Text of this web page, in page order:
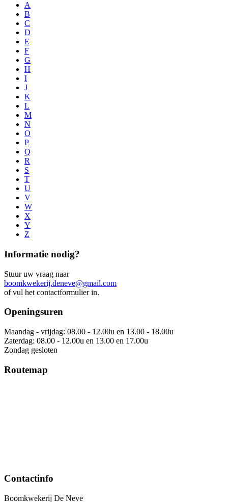
A
B
C
D
E
F
G
H
I
J
K
L
M
N
O
P
Q
R
S
T
U
V
W
X
Y
Z
Informatie nodig?
Stuur uw vraag naar
boomkwekerij.deneve@gmail.com
of vul het contactformulier in.
Openingsuren
Maandag - vrijdag: 08.00 - 12.00u en 13.00 - 18.00u
Zaterdag: 08.00 - 12.00u en 13.00 en 17.00u
Zondag gesloten
Routemap
Contactinfo
Boomkwekerij De Neve